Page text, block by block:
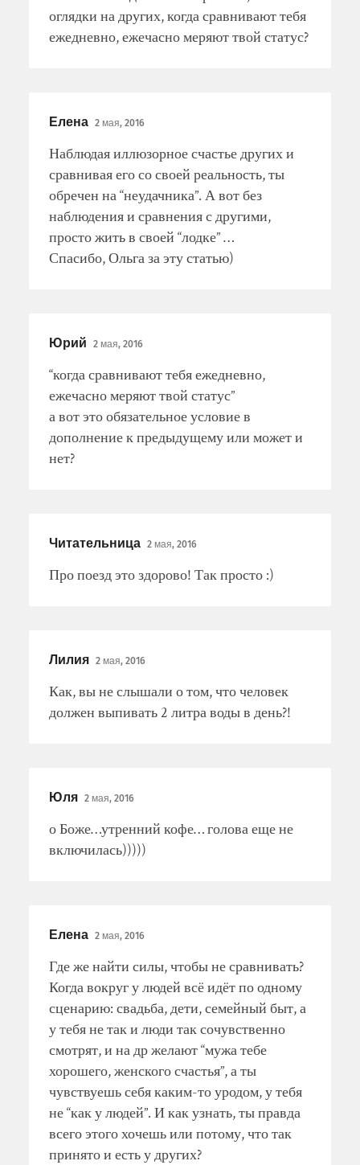
оглядки на других, когда сравнивают тебя
ежедневно, ежечасно меряют твой статус?
Елена 2 мая, 2016
Наблюдая иллюзорное счастье других и
сравнивая его со своей реальность, ты
обречен на “неудачника”. А вот без
наблюдения и сравнения с другими,
просто жить в своей “лодке” …
Спасибо, Ольга за эту статью)
Юрий 2 мая, 2016
“когда сравнивают тебя ежедневно,
ежечасно меряют твой статус”
а вот это обязательное условие в
дополнение к предыдущему или может и
нет?
Читательница 2 мая, 2016
Про поезд это здорово! Так просто :)
Лилия 2 мая, 2016
Как, вы не слышали о том, что человек
должен выпивать 2 литра воды в день?!
Юля 2 мая, 2016
о Боже…утренний кофе… голова еще не
включилась)))))
Елена 2 мая, 2016
Где же найти силы, чтобы не сравнивать?
Когда вокруг у людей всё идёт по одному
сценарию: свадьба, дети, семейный быт, а
у тебя не так и люди так сочувственно
смотрят, и на др желают “мужа тебе
хорошего, женского счастья”, а ты
чувствуешь себя каким-то уродом, у тебя
не “как у людей”. И как узнать, ты правда
всего этого хочешь или потому, что так
принято и есть у других?